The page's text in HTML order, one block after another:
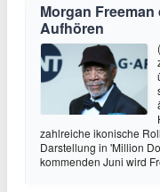
Morgan
Aufhören
zahlreiche ikonische
Darstellung in 'Million
kommenden Juni wird